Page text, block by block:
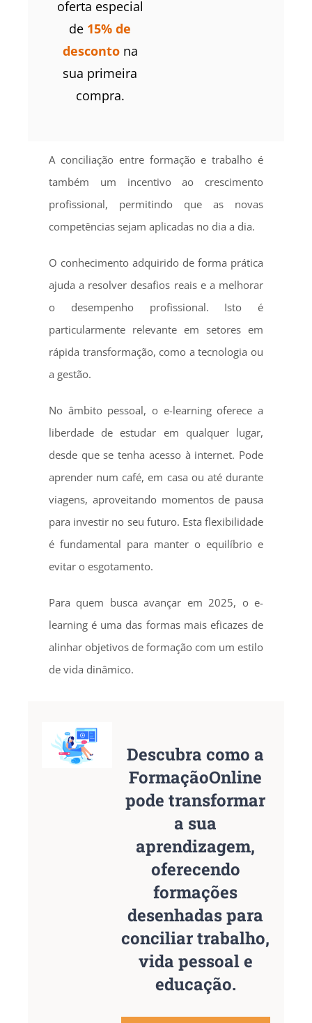
oferta especial
de 15% de
desconto na
sua primeira
compra.
A conciliação entre formação e trabalho é
também um incentivo ao crescimento
profissional, permitindo que as novas
competências sejam aplicadas no dia a dia.
O conhecimento adquirido de forma prática
ajuda a resolver desafios reais e a melhorar
o desempenho profissional. Isto é
particularmente relevante em setores em
rápida transformação, como a tecnologia ou
a gestão.
No âmbito pessoal, o e-learning oferece a
liberdade de estudar em qualquer lugar,
desde que se tenha acesso à internet. Pode
aprender num café, em casa ou até durante
viagens, aproveitando momentos de pausa
para investir no seu futuro. Esta flexibilidade
é fundamental para manter o equilíbrio e
evitar o esgotamento.
Para quem busca avançar em 2025, o e-
learning é uma das formas mais eficazes de
alinhar objetivos de formação com um estilo
de vida dinâmico.
Descubra como a
FormaçãoOnline
pode transformar
a sua
aprendizagem,
oferecendo
formações
desenhadas para
conciliar trabalho,
vida pessoal e
educação.